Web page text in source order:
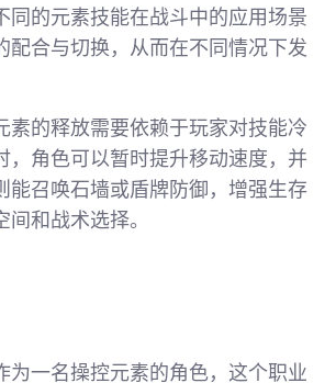
的元素技能在战斗中的应用场景
合与切换，从而在不同情况下发
的释放需要依赖于玩家对技能冷
角色可以暂时提升移动速度，并
召唤石墙或盾牌防御，增强生存
和战术选择。
一名操控元素的角色，这个职业